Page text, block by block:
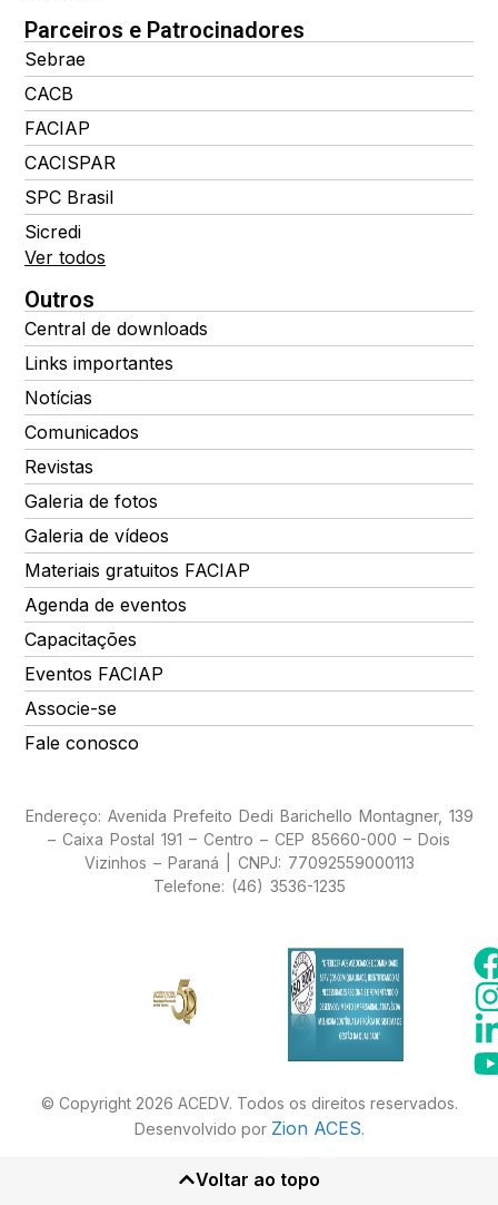
Parceiros e Patrocinadores
Sebrae
CACB
FACIAP
CACISPAR
SPC Brasil
Sicredi
Ver todos
Outros
Central de downloads
Links importantes
Notícias
Comunicados
Revistas
Galeria de fotos
Galeria de vídeos
Materiais gratuitos FACIAP
Agenda de eventos
Capacitações
Eventos FACIAP
Associe-se
Fale conosco
Endereço: Avenida Prefeito Dedi Barichello Montagner, 139
– Caixa Postal 191 – Centro – CEP 85660-000 – Dois
Vizinhos – Paraná | CNPJ: 77092559000113
Telefone: (46) 3536-1235
© Copyright 2026 ACEDV. Todos os direitos reservados.
Desenvolvido por Zion ACES.
Voltar ao topo